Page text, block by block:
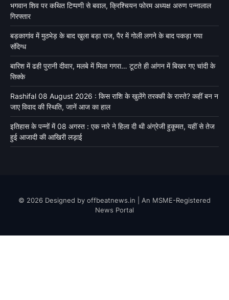
भगवान शिव पर कथित टिप्पणी से बवाल, क्रिश्चियन फोरम अध्यक्ष अरुण पन्नालाल
गिरफ्तार
बड़कागांव में मुठभेड़ के बाद खुला बड़ा राज, पैर में गोली लगने के बाद पकड़ा गया
संदिग्ध
बारिश में ढही पुरानी दीवार, मलबे में मिला गगरा… टूटते ही आंगन में बिखर गए चांदी के
सिक्के
Rashifal 08 August 2026 : किस राशि के खुलेंगे तरक्की के रास्ते? कहीं बन न
जाए विवाद की स्थिति, जानें आज का हाल
इतिहास के पन्नों में 08 अगस्त : एक नारे ने हिला दी थी अंग्रेजी हुकूमत, यहीं से तेज
हुई आजादी की आखिरी लड़ाई
© 2026 Designed by offbeatnews.in | An MSME-Registered
News Portal